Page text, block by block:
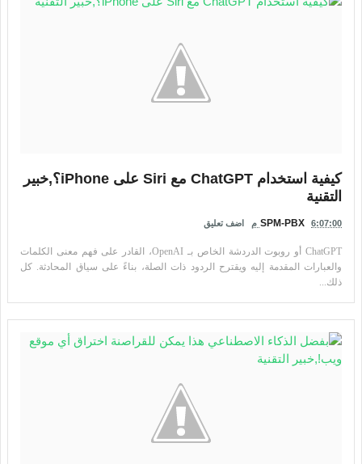
كيفية استخدام ChatGPT مع Siri على iPhone؟,خبير
التقنية
SPM-PBX 6:07:00 م اضف تعليق
ChatGPT أو روبوت الدردشة الخاص بـ OpenAI، القادر على فهم معنى الكلمات
والعبارات المقدمة إليه ويقترح الردود ذات الصلة، بناءً على سياق المحادثة. كل
ذلك...